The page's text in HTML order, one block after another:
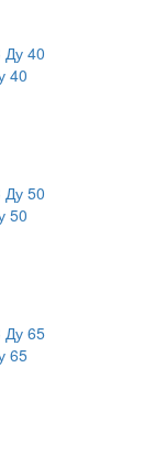
40
50
65